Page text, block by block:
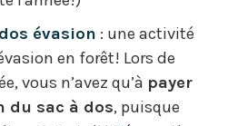
évasion : une activité
en forêt! Lors de
vous n’avez qu’à payer
du sac à dos, puisque